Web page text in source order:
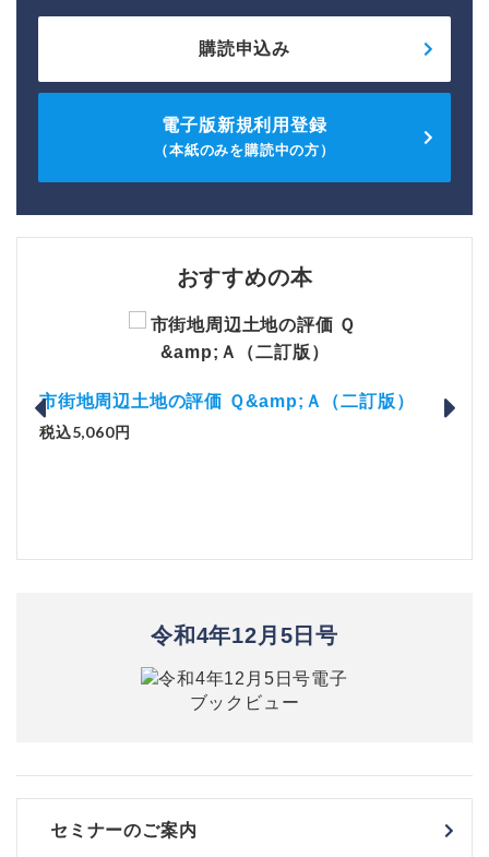
購読申込み
電子版新規利用登録
（本紙のみを購読中の方）
おすすめの本
解説とQ&amp;Aでわかる 電子帳簿等保存制度の
令和4年12月5日号
セミナーのご案内